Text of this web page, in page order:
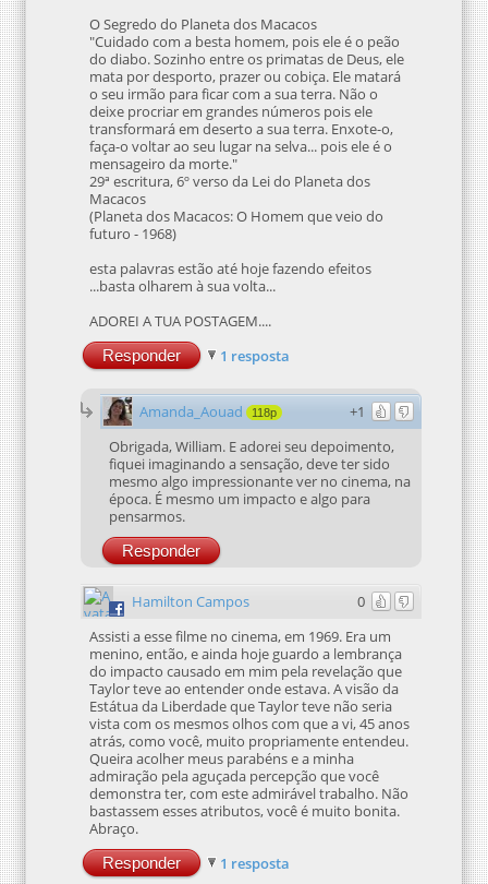
O Segredo do Planeta dos Macacos
"Cuidado com a besta homem, pois ele é o peão
do diabo. Sozinho entre os primatas de Deus, ele
mata por desporto, prazer ou cobiça. Ele matará
o seu irmão para ficar com a sua terra. Não o
deixe procriar em grandes números pois ele
transformará em deserto a sua terra. Enxote-o,
faça-o voltar ao seu lugar na selva... pois ele é o
mensageiro da morte."
29ª escritura, 6º verso da Lei do Planeta dos
Macacos
(Planeta dos Macacos: O Homem que veio do
futuro - 1968)
esta palavras estão até hoje fazendo efeitos
...basta olharem à sua volta...
ADOREI A TUA POSTAGEM....
Responder 1 resposta
+1
Amanda_Aouad 118p
Obrigada, William. E adorei seu depoimento,
fiquei imaginando a sensação, deve ter sido
mesmo algo impressionante ver no cinema, na
época. É mesmo um impacto e algo para
pensarmos.
Responder
0
Hamilton Campos
Assisti a esse filme no cinema, em 1969. Era um
menino, então, e ainda hoje guardo a lembrança
do impacto causado em mim pela revelação que
Taylor teve ao entender onde estava. A visão da
Estátua da Liberdade que Taylor teve não seria
vista com os mesmos olhos com que a vi, 45 anos
atrás, como você, muito propriamente entendeu.
Queira acolher meus parabéns e a minha
admiração pela aguçada percepção que você
demonstra ter, com este admirável trabalho. Não
bastassem esses atributos, você é muito bonita.
Abraço.
Responder 1 resposta